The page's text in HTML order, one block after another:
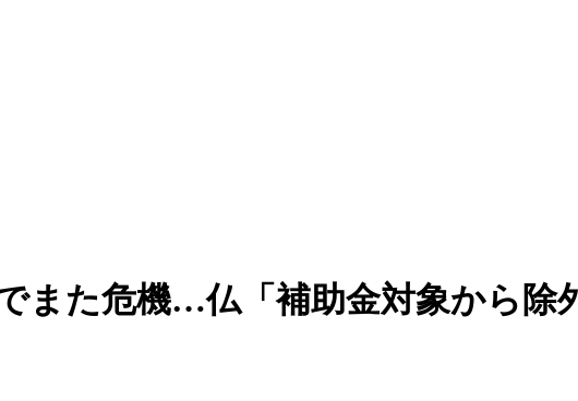
また危機…仏「補助金対象から除